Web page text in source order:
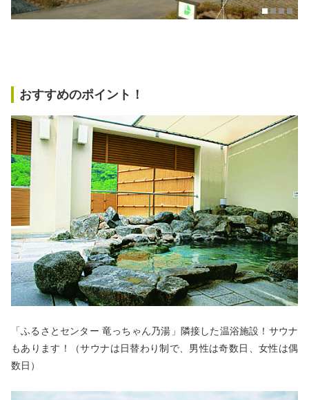
おすすめのポイント！
「ふるさとセンター 竜っちゃん乃湯」隣接した温浴施設！サウナ
もあります！（サウナは日替わり制で、男性は奇数日、女性は偶
数日）